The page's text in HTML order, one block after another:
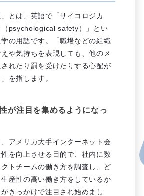
」とは、英語で「サイコロジカ
（psychological safety）」とい
の用語です。「職場などの組織
や気持ちを表現しても、他のメ
れたり罰を受けたりする心配が
を指します。
が注目を集めるようになっ
アメリカ大手インターネット会
を向上させる目的で、社内に数
トチームの働き方を調査し、ど
産性の高い働き方をしているか
きっかけで注目され始めまし